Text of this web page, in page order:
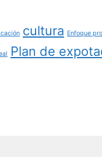
cultura Enfoque
Plan de